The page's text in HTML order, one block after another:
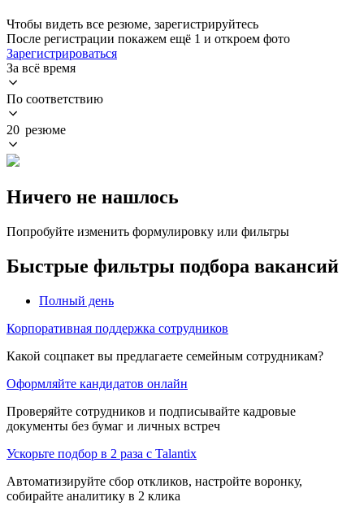
Чтобы видеть все резюме, зарегистрируйтесь
После регистрации покажем ещё 1 и откроем фото
Зарегистрироваться
За всё время
По соответствию
20 резюме
Ничего не нашлось
Попробуйте изменить формулировку или фильтры
Быстрые фильтры подбора вакансий
Полный день
Корпоративная поддержка сотрудников
Какой соцпакет вы предлагаете семейным сотрудникам?
Оформляйте кандидатов онлайн
Проверяйте сотрудников и подписывайте кадровые
документы без бумаг и личных встреч
Ускорьте подбор в 2 раза с Talantix
Автоматизируйте сбор откликов, настройте воронку,
собирайте аналитику в 2 клика